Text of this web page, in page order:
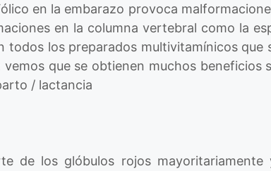
en la embarazo provoca
en la columna vertebral como la
todos los preparados multivitamínicos
que se obtienen muchos beneficios
/ lactancia
de los glóbulos rojos